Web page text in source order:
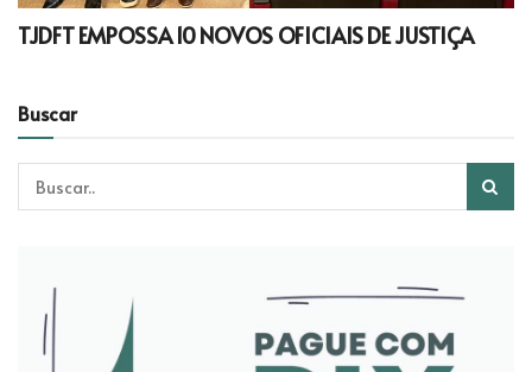
TJDFT EMPOSSA 10 NOVOS OFICIAIS DE JUSTIÇA
Buscar